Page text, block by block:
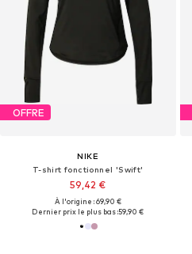
OFFRE
NIKE
T-shirt fonctionnel 'Swift'
59,42 €
À l'origine : 69,90 €
Dernier prix le plus bas :59,90 €